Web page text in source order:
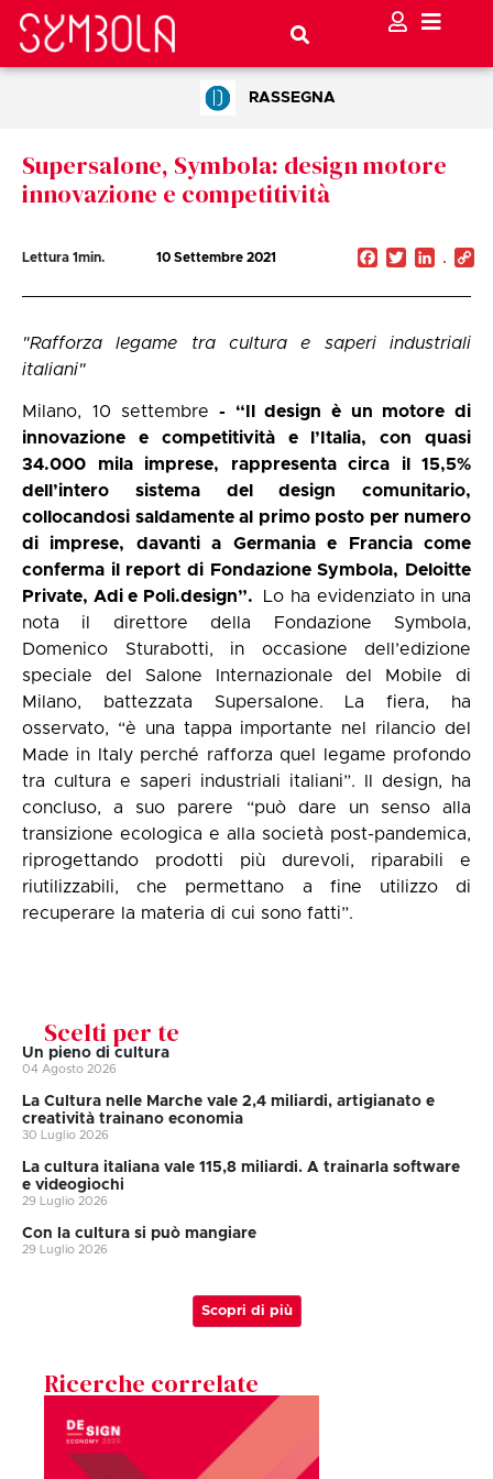
RASSEGNA
Supersalone, Symbola: design motore
innovazione e competitività
Lettura 1min. 10 Settembre 2021 Facebook
Twitter
"Rafforza legame tra cultura e saperi industriali
italiani"
Milano, 10 settembre - “Il design è un motore di
innovazione e competitività e l’Italia, con quasi
34.000 mila imprese, rappresenta circa il 15,5%
dell’intero sistema del design comunitario,
collocandosi saldamente al primo posto per numero
di imprese, davanti a Germania e Francia come
conferma il report di Fondazione Symbola, Deloitte
Private, Adi e Poli.design”.
Lo ha evidenziato in una
nota il direttore della Fondazione Symbola,
Domenico Sturabotti, in occasione dell’edizione
speciale del Salone Internazionale del Mobile di
Milano, battezzata Supersalone. La fiera, ha
osservato, “è una tappa importante nel rilancio del
Made in Italy perché rafforza quel legame profondo
tra cultura e saperi industriali italiani”. Il design, ha
concluso, a suo parere “può dare un senso alla
transizione ecologica e alla società post-pandemica,
riprogettando prodotti più durevoli, riparabili e
riutilizzabili, che permettano a fine utilizzo di
recuperare la materia di cui sono fatti”.
Scelti per te
Un pieno di cultura
04 Agosto 2026
La Cultura nelle Marche vale 2,4 miliardi, artigianato e
creatività trainano economia
30 Luglio 2026
La cultura italiana vale 115,8 miliardi. A trainarla software
e videogiochi
29 Luglio 2026
Con la cultura si può mangiare
29 Luglio 2026
Scopri di più
Ricerche correlate